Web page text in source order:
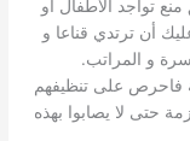
تواجد الأطفال او
أن ترتدي قناعا و
و المراتب.
فاحرص على تنظيفهم
حتى لا يصابوا بهذه